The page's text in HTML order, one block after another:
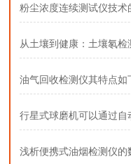
粉尘浓度连续测试仪技术
从土壤到健康：土壤氡检
油气回收检测仪其特点如
行星式球磨机可以通过
浅析便携式油烟检测仪的